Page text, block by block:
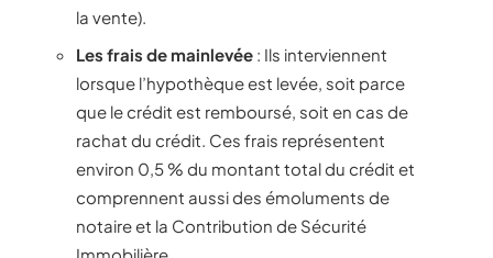
la vente).
Les frais de mainlevée : Ils interviennent
lorsque l’hypothèque est levée, soit parce
que le crédit est remboursé, soit en cas de
rachat du crédit. Ces frais représentent
environ 0,5 % du montant total du crédit et
comprennent aussi des émoluments de
notaire et la Contribution de Sécurité
Immobilière.